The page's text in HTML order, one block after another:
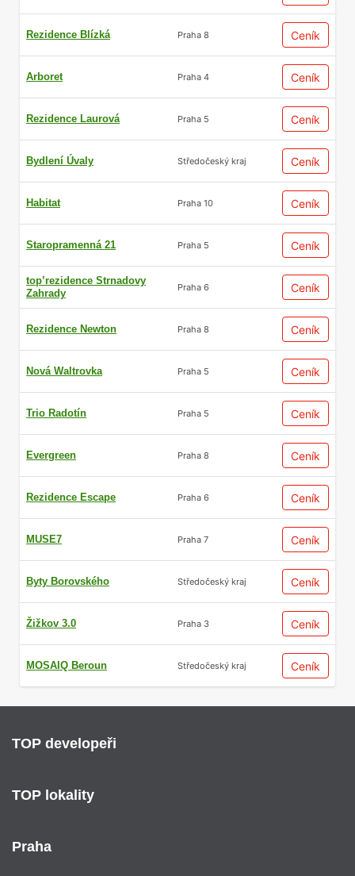
Rezidence Blízká Praha 8 Ceník
Arboret Praha 4 Ceník
Rezidence Laurová Praha 5 Ceník
Bydlení Úvaly Středočeský kraj Ceník
Habitat Praha 10 Ceník
Staropramenná 21 Praha 5 Ceník
top’rezidence Strnadovy
Zahrady
Praha 6 Ceník
Rezidence Newton Praha 8 Ceník
Nová Waltrovka Praha 5 Ceník
Trio Radotín Praha 5 Ceník
Evergreen Praha 8 Ceník
Rezidence Escape Praha 6 Ceník
MUSE7 Praha 7 Ceník
Byty Borovského Středočeský kraj Ceník
Žižkov 3.0 Praha 3 Ceník
MOSAIQ Beroun Středočeský kraj Ceník
TOP developeři
TOP lokality
Praha